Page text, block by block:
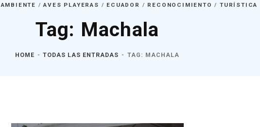
AMBIENTE /AVES PLAYERAS / ECUADOR / RECONOCIMIENTO / TURÍSTICA
Tag: Machala
HOME TODAS LAS ENTRADAS TAG: MACHALA